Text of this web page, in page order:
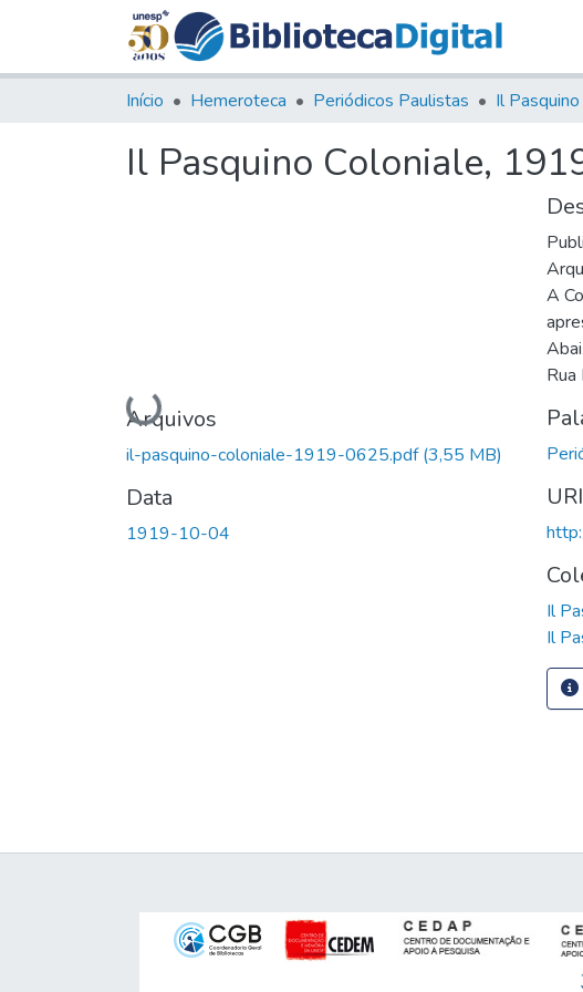
Início Hemeroteca Periódicos Paulistas Il
Il Pasquino Coloniale,
Carregando...
Arquivos
il-pasquino-coloniale-1919-0625.pdf(3,55 MB)
Data
1919-10-04
A
Rua
URI
Il
Il